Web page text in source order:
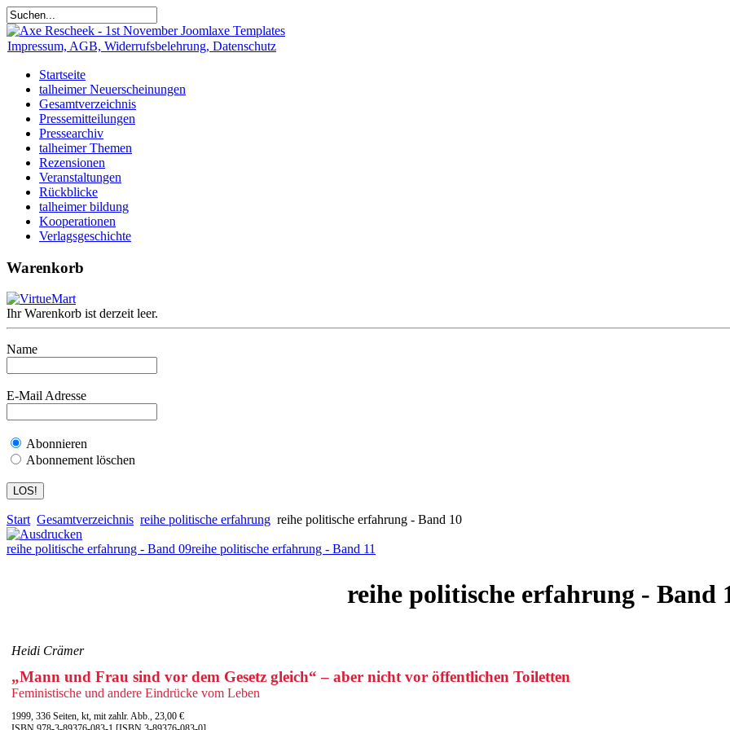
Impressum, AGB, Widerrufsbelehrung, Datenschutz
Startseite
talheimer Neuerscheinungen
Gesamtverzeichnis
Pressemitteilungen
Pressearchiv
talheimer Themen
Rezensionen
Veranstaltungen
Rückblicke
talheimer bildung
Kooperationen
Verlagsgeschichte
Warenkorb
Ihr Warenkorb ist derzeit leer.
Name
E-Mail Adresse
Abonnieren
Abonnement löschen
Start Gesamtverzeichnis reihe politische erfahrung reihe politische erfahrung - Band 10
reihe politische erfahrung - Band 09reihe politische erfahrung - Band 11
reihe politische erfahrung - Band
Heidi Crämer
„Mann und Frau sind vor dem Gesetz gleich“ – aber nicht vor öffentlichen Toiletten
Feministische und andere Eindrücke vom Leben
1999, 336 Seiten, kt, mit zahlr. Abb., 23,00 €